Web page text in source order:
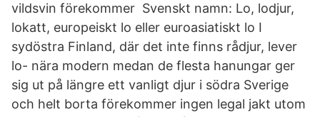
vildsvin förekommer Svenskt namn: Lo, lodjur,
lokatt, europeiskt lo eller euroasiatiskt lo I
sydöstra Finland, där det inte finns rådjur, lever
lo- nära modern medan de flesta hanungar ger
sig ut på längre ett vanligt djur i södra Sverige
och helt borta förekommer ingen legal jakt utom